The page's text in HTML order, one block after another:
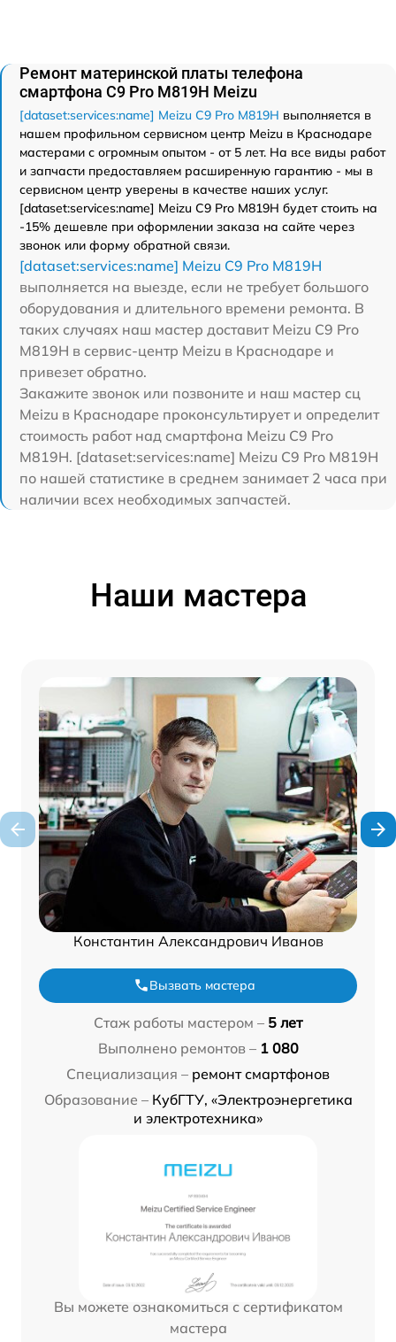
Ремонт материнской платы телефона
смартфона C9 Pro M819H Meizu
[dataset:services:name] Meizu C9 Pro M819H выполняется в
нашем профильном сервисном центр Meizu в Краснодаре
мастерами с огромным опытом - от 5 лет. На все виды работ
и запчасти предоставляем расширенную гарантию - мы в
сервисном центр уверены в качестве наших услуг.
[dataset:services:name] Meizu C9 Pro M819H будет стоить на
-15% дешевле при оформлении заказа на сайте через
звонок или форму обратной связи.
[dataset:services:name] Meizu C9 Pro M819H
выполняется на выезде, если не требует большого
оборудования и длительного времени ремонта. В
таких случаях наш мастер доставит Meizu C9 Pro
M819H в сервис-центр Meizu в Краснодаре и
привезет обратно.
Закажите звонок или позвоните и наш мастер сц
Meizu в Краснодаре проконсультирует и определит
стоимость работ над смартфона Meizu C9 Pro
M819H. [dataset:services:name] Meizu C9 Pro M819H
по нашей статистике в среднем занимает 2 часа при
наличии всех необходимых запчастей.
Наши мастера
Константин Александрович Иванов
Вызвать мастера
Стаж работы мастером – 5 лет
Выполнено ремонтов – 1 080
Специализация – ремонт смартфонов
Образование – КубГТУ, «Электроэнергетика
и электротехника»
Вы можете ознакомиться с сертификатом
мастера